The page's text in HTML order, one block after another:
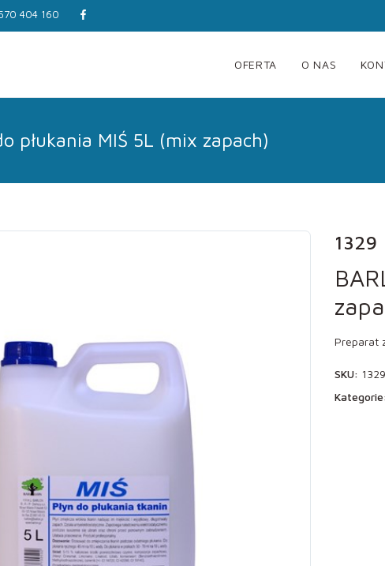
404 160
OFERTA O NAS
płukania MIŚ 5L (mix zapach)
1329
Preparat
SKU: 1329